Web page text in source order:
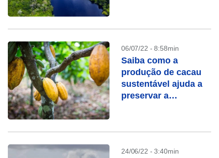
06/07/22 - 8:58min
Saiba como a
produção de cacau
sustentável ajuda a
preservar a
24/06/22 - 3:40min